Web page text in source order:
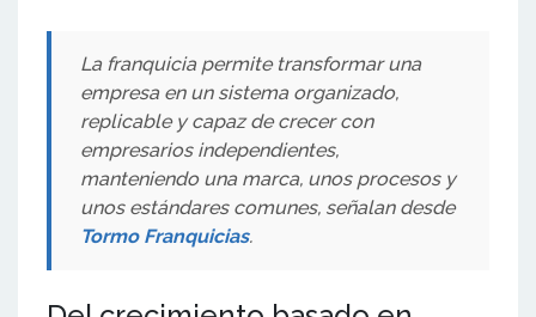
La franquicia permite transformar una
empresa en un sistema organizado,
replicable y capaz de crecer con
empresarios independientes,
manteniendo una marca, unos procesos y
unos estándares comunes, señalan desde
Tormo Franquicias.